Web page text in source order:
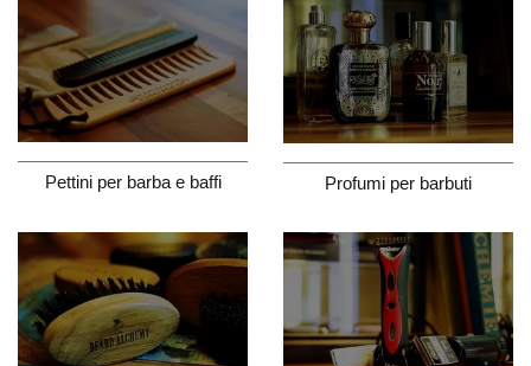
Pettini per barba e baffi Profumi per barbuti